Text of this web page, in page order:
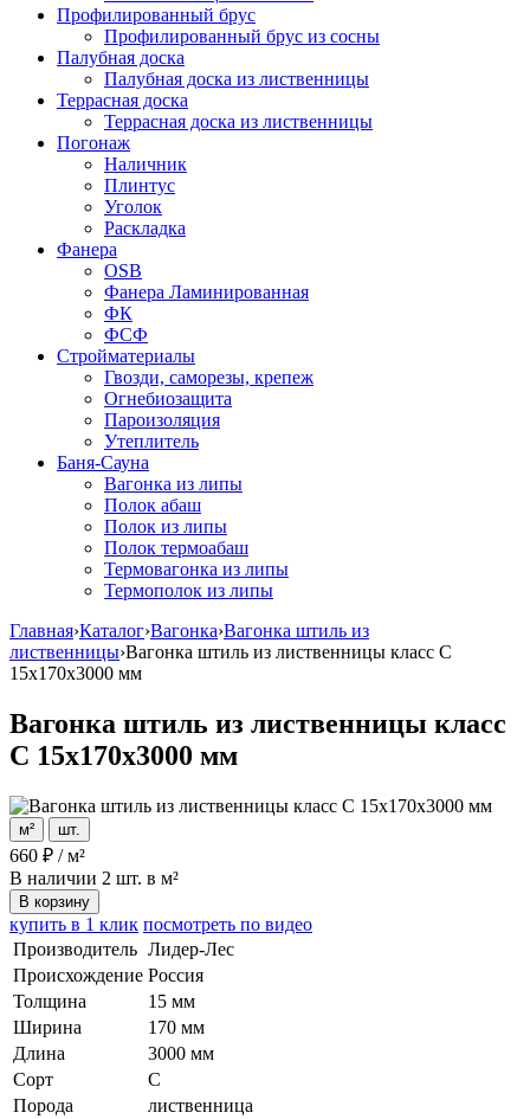
Профилированный брус
Профилированный брус из сосны
Палубная доска
Палубная доска из лиственницы
Террасная доска
Террасная доска из лиственницы
Погонаж
Наличник
Плинтус
Уголок
Раскладка
Фанера
OSB
Фанера Ламинированная
ФК
ФСФ
Стройматериалы
Гвозди, саморезы, крепеж
Огнебиозащита
Пароизоляция
Утеплитель
Баня-Сауна
Вагонка из липы
Полок абаш
Полок из липы
Полок термоабаш
Термовагонка из липы
Термополок из липы
Главная›Каталог›Вагонка›Вагонка штиль из
лиственницы›Вагонка штиль из лиственницы класс С
15x170x3000 мм
Вагонка штиль из лиственницы класс
С 15x170x3000 мм
м² шт.
660 ₽ /м²
В наличии 2 шт. в м²
В корзину
купить в 1 клик посмотреть по видео
Производитель Лидер-Лес
Происхождение Россия
Толщина
15 мм
Ширина
170 мм
Длина
3000 мм
Сорт
С
Порода
лиственница